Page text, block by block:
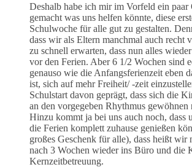
Deshalb habe ich mir im Vorfeld ein paar
gemacht was uns helfen könnte, diese
Schulwoche für alle gut zu gestalten.
dass wir als Eltern manchmal auch recht
zu schnell erwarten, dass nun alles
vor den Ferien. Aber 6 1/2 Wochen sind
genauso wie die Anfangsferienzeit eben
ist, sich auf mehr Freiheit/ -zeit
Schulstart davon geprägt, dass sich die
an den vorgegeben Rhythmus gewöhnen
Hinzu kommt ja bei uns auch noch, dass
die Ferien komplett zuhause genießen
großes Geschenk für alle), dass heißt wir
nach 3 Wochen wieder ins Büro und die
Kernzeitbetreuung.